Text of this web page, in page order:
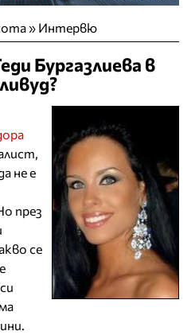
» Интервю
Бургазлиева в
не е
през
се